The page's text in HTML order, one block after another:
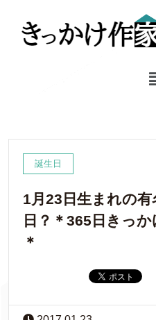
誕生日
1月23日生まれの
日？＊365日きっ
＊